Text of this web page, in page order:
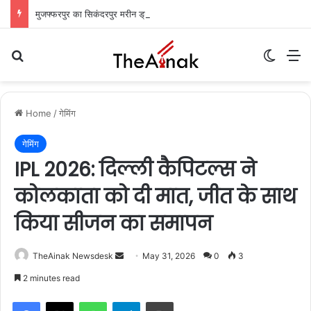
Home /गेमिंग
गेमिंग
IPL 2026: दिल्ली कैपिटल्स ने
कोलकाता को दी मात, जीत के साथ
किया सीजन का समापन
TheAinak Newsdesk May 31, 2026 0 3
2 minutes read
Telegram